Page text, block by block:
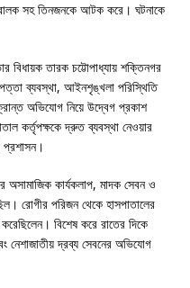
সহ তিনজনকে আটক করে। ঘটনাকে
বিধায়ক তারক চট্টোপাধ্যায় শক্তিনগর
ব্যবস্থা, আইনশৃঙ্খলা পরিস্থিতি
অভিযোগ নিয়ে উদ্বেগ প্রকাশ
কর্তৃপক্ষকে দ্রুত ব্যবস্থা নেওয়ার
প্রশাসন।
অসামাজিক কার্যকলাপ, মাদক সেবন ও
রোগীর পরিজন থেকে হাসপাতালের
বিশেষ করে রাতের দিকে
নেশাজাতীয় দ্রব্য সেবনের অভিযোগ